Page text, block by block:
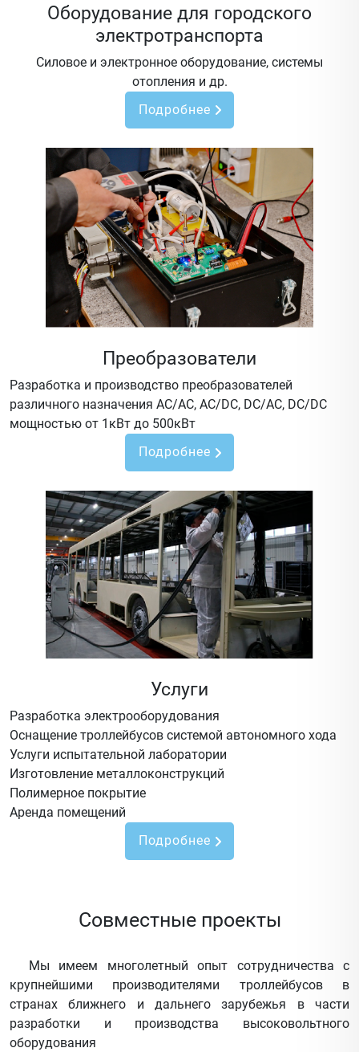
Оборудование для городского
электротранспорта
Силовое и электронное оборудование, системы
отопления и др.
Подробнее
Преобразователи
Разработка и производство преобразователей
различного назначения AC/AC, AC/DC, DC/AC, DC/DC
мощностью от 1кВт до 500кВт
Подробнее
Услуги
Разработка электрооборудования
Оснащение троллейбусов системой автономного хода
Услуги испытательной лаборатории
Изготовление металлоконструкций
Полимерное покрытие
Аренда помещений
Подробнее
Совместные проекты
Мы имеем многолетный опыт сотрудничества с
крупнейшими производителями троллейбусов в
странах ближнего и дальнего зарубежья в части
разработки и производства высоковольтного
оборудования